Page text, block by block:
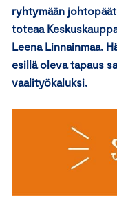
ryhtymään
toteaa
Leena Linnainmaa.
esillä oleva tapaus
vaalityökaluksi.